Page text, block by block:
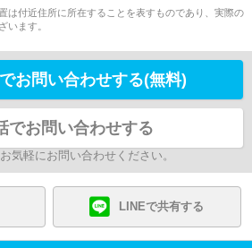
は付近住所に所在することを表すものであり、実際の
います。
お問い合わせする(無料)
でお問い合わせする
気軽にお問い合わせください。
LINEで共有する